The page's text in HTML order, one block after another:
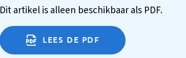
Dit artikel is alleen beschikbaar als PDF.
LEES DE PDF